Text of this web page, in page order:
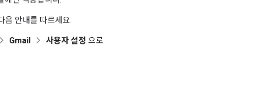
음 안내를 따르세요.
Gmail 사용자 설정 으로